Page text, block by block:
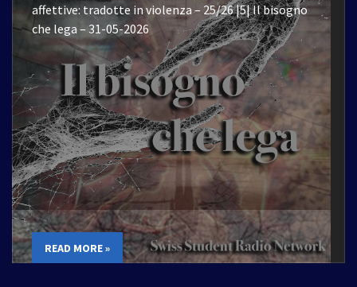
affettive: tradotte in violenza – 25/26 |5| Il bisogno
che lega – 31-05-2026
READ MORE »